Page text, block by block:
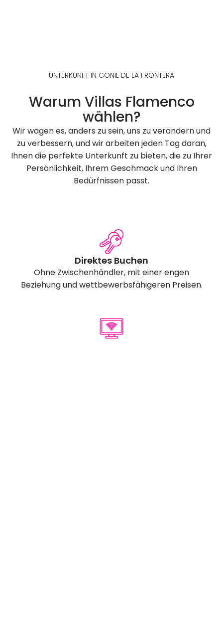
UNTERKUNFT IN CONIL DE LA FRONTERA
Warum Villas Flamenco
wählen?
Wir wagen es, anders zu sein, uns zu verändern und
zu verbessern, und wir arbeiten jeden Tag daran,
Ihnen die perfekte Unterkunft zu bieten, die zu Ihrer
Persönlichkeit, Ihrem Geschmack und Ihren
Bedürfnissen passt.
Direktes Buchen
Ohne Zwischenhändler, mit einer engen
Beziehung und wettbewerbsfähigeren Preisen.